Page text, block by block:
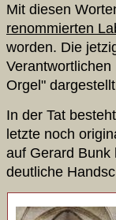
Mit diesen
renommierten
worden. Die
Orgel"
In der Tat
letzte noch
auf Gerard Bunk
deutliche